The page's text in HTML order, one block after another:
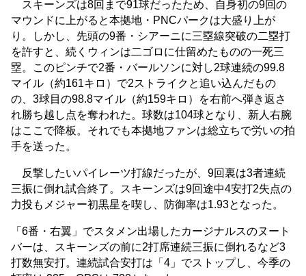
スキーンズは8回まで91球だったため、自身初の9回の
マウンドに上がると本拠地・PNCパークは大盛り上が
り。しかし、先頭の9番・シアーニに三塁線突破の二塁打
を許すと、続くウィンは二ゴロに仕留めたものの一死三
塁。このピンチで2番・バールソンに対し2球連続の99.8
マイル（約161キロ）で2ストライクと追い込んだもの
の、3球目の98.8マイル（約159キロ）を右前へ弾き返さ
れ勝ち越し点を奪われた。球数は104球となり、新人右腕
はここで降板。それでも本拠地ファンは総立ちで労いの拍
手を送った。
反撃したいパイレーツ打線だったが、9回裏は3者連続
三振に倒れ試合終了。スキーンズは9回途中4安打2失点の
力投もメジャー初黒星を喫し、防御率は1.93となった。
「6番・右翼」でスタメン出場したカージナルスのヌート
バーは、スキーンズの前に2打席連続三振に倒れるなど3
打数無安打。連続試合安打は「4」でストップし、今季の